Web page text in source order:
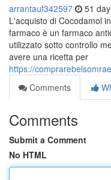
arrantauf342597 51
L'acquisto di Cocodamol
farmaco è un farmaco
utilizzato sotto controllo
avere una ricetta per
https://
Comments
Comments
Submit a Comment
No HTML